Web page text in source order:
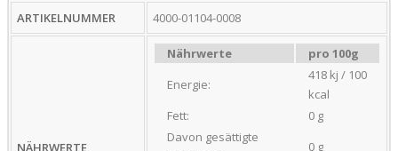
ARTIKELNUMMER 4000-01104-0008
NÄHRWERTE
Nährwerte
pro 100g
Energie:
418 kj / 100
kcal
Fett:
0 g
Davon gesättigte
0 g